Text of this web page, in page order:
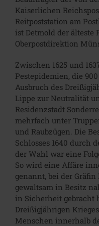
Kaiserlichen
Reitpoststation am
ist Detmold der älteste
Oberpostdirektion
Zwischen 1625 und
Pestepidemien, die
Ausbruch des
Lippe zur Neutralität
Residenzstadt
mehrfach unter
und Raubzügen. Die
Schlosses 1640 durch
der Wahl war eine
So wird eine Affäre
genannt, bei der
gewaltsam in Besitz
in Sicherheit gebracht
Dreißigjährigen
Menschen innerhalb